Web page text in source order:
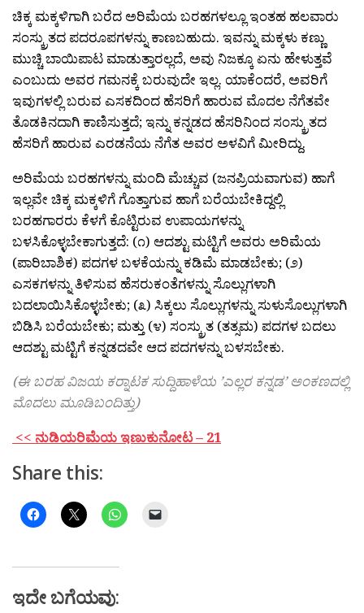
ಚಿಕ್ಕ ಮಕ್ಕಳಿಗಾಗಿ ಬರೆದ ಅರಿಮೆಯ ಬರಹಗಳಲ್ಲೂ ಇಂತಹ ಹಲವಾರು
ಸಂಸ್ಕ್ರುತದ ಪದರೂಪಗಳನ್ನು ಕಾಣಬಹುದು. ಇವನ್ನು ಮಕ್ಕಳು ಕಣ್ಣು
ಮುಚ್ಚಿ ಬಾಯಿಪಾಟ ಮಾಡುತ್ತಾರಲ್ಲದೆ, ಅವು ನಿಜಕ್ಕೂ ಏನು ಹೇಳುತ್ತವೆ
ಎಂಬುದು ಅವರ ಗಮನಕ್ಕೆ ಬರುವುದೇ ಇಲ್ಲ. ಯಾಕೆಂದರೆ, ಅವರಿಗೆ
ಇವುಗಳಲ್ಲಿ ಬರುವ ಎಸಕದಿಂದ ಹೆಸರಿಗೆ ಹಾರುವ ಮೊದಲ ನೆಗೆತವೇ
ತೊಡಕಿನದಾಗಿ ಕಾಣಿಸುತ್ತದೆ; ಇನ್ನು ಕನ್ನಡದ ಹೆಸರಿನಿಂದ ಸಂಸ್ಕ್ರುತದ
ಹೆಸರಿಗೆ ಹಾರುವ ಎರಡನೆಯ ನೆಗೆತ ಅವರ ಅಳವಿಗೆ ಮೀರಿದ್ದು.
ಅರಿಮೆಯ ಬರಹಗಳನ್ನು ಮಂದಿ ಮೆಚ್ಚುವ (ಜನಪ್ರಿಯವಾಗುವ) ಹಾಗೆ
ಇಲ್ಲವೇ ಚಿಕ್ಕ ಮಕ್ಕಳಿಗೆ ಗೊತ್ತಾಗುವ ಹಾಗೆ ಬರೆಯಬೇಕಿದ್ದಲ್ಲಿ
ಬರಹಗಾರರು ಕೆಳಗೆ ಕೊಟ್ಟಿರುವ ಉಪಾಯಗಳನ್ನು
ಬಳಸಿಕೊಳ್ಳಬೇಕಾಗುತ್ತದೆ: (೧) ಆದಶ್ಟು ಮಟ್ಟಿಗೆ ಅವರು ಅರಿಮೆಯ
(ಪಾರಿಬಾಶಿಕ) ಪದಗಳ ಬಳಕೆಯನ್ನು ಕಡಿಮೆ ಮಾಡಬೇಕು; (೨)
ಎಸಕಗಳನ್ನು ತಿಳಿಸುವ ಹೆಸರುಕಂತೆಗಳನ್ನು ಸೊಲ್ಲುಗಳಾಗಿ
ಬದಲಾಯಿಸಿಕೊಳ್ಳಬೇಕು; (೩) ಸಿಕ್ಕಲು ಸೊಲ್ಲುಗಳನ್ನು ಸುಳುಸೊಲ್ಲುಗಳಾಗಿ
ಬಿಡಿಸಿ ಬರೆಯಬೇಕು; ಮತ್ತು (೪) ಸಂಸ್ಕ್ರುತ (ತತ್ಸಮ) ಪದಗಳ ಬದಲು
ಆದಶ್ಟು ಮಟ್ಟಿಗೆ ಕನ್ನಡದವೇ ಆದ ಪದಗಳನ್ನು ಬಳಸಬೇಕು.
(ಈ ಬರಹ ವಿಜಯ ಕರ‍್ನಾಟಕ ಸುದ್ದಿಹಾಳೆಯ ’ಎಲ್ಲರ ಕನ್ನಡ’ ಅಂಕಣದಲ್ಲಿ
ಮೊದಲು ಮೂಡಿಬಂದಿತ್ತು)
<< ನುಡಿಯರಿಮೆಯ ಇಣುಕುನೋಟ – 21
Share this:
ಇದೇ ಬಗೆಯವು: